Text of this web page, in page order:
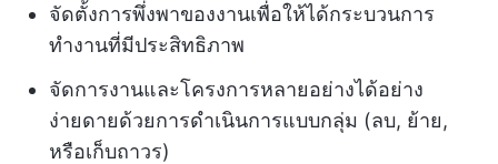
จัดตั้งการพึ่งพาของงานเพื่อให้ได้กระบวนการ
ทำงานที่มีประสิทธิภาพ
จัดการงานและโครงการหลายอย่างได้อย่าง
ง่ายดายด้วยการดำเนินการแบบกลุ่ม (ลบ, ย้าย,
หรือเก็บถาวร)